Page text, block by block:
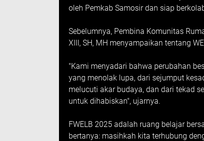
oleh Pemkab Samosir dan siap
Sebelumnya, Pembina Komunitas
XIII, SH, MH menyampaikan tentang
"Kami menyadari bahwa perubahan
yang menolak lupa, dari sejumput
melucuti akar budaya, dan dari tekad
untuk dihabiskan", ujarnya.
FWELB 2025 adalah ruang belajar
bertanya: masihkah kita terhubung